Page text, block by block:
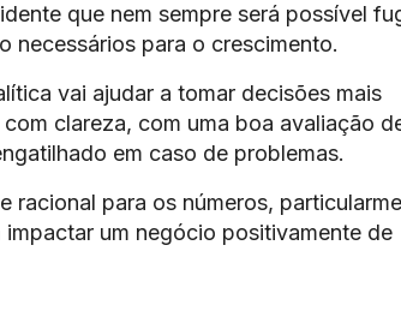
que nem sempre será possível
necessários para o crescimento.
vai ajudar a tomar decisões mais
clareza, com uma boa avaliação
em caso de problemas.
racional para os números,
impactar um negócio positivamente de